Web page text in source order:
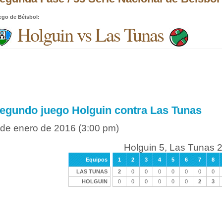
de Béisbol:
Holguin vs Las Tunas
juego Holguin contra Las Tunas
enero de 2016 (3:00 pm)
Holguin 5, Las Tunas 2
Equipos 1 2 3 4 5 6 7 8
LAS TUNAS
2 0 0 0 0 0 0 0
HOLGUIN
0 0 0 0 0 0 2 3